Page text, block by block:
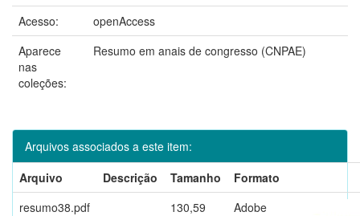
Acesso:
openAccess
Aparece
nas
coleções:
Resumo em anais de congresso (CNPAE)
Arquivos associados a este item:
Arquivo
Descrição Tamanho
Formato
resumo38.pdf
130,59
Adobe